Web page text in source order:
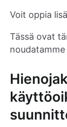
Voit oppia
Tässä ovat